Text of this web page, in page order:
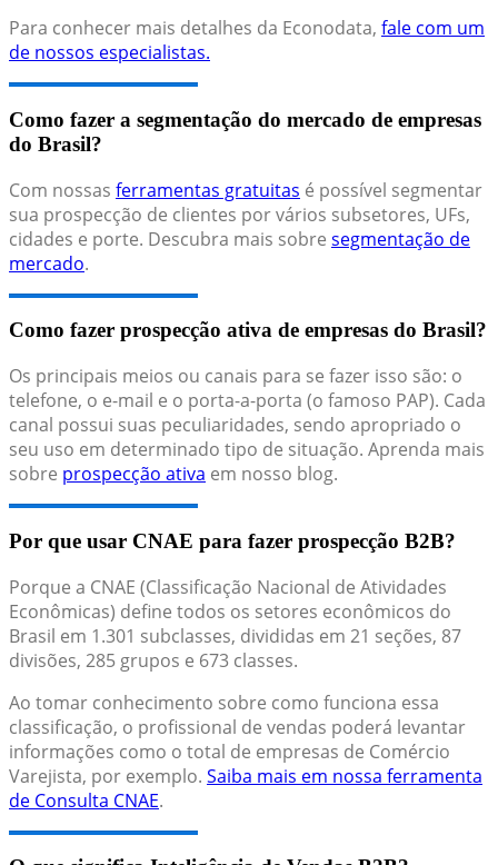
Para conhecer mais detalhes da Econodata, fale com um
de nossos especialistas.
Como fazer a segmentação do mercado de empresas
do Brasil?
Com nossas ferramentas gratuitas é possível segmentar
sua prospecção de clientes por vários subsetores, UFs,
cidades e porte. Descubra mais sobre segmentação de
mercado.
Como fazer prospecção ativa de empresas do Brasil?
Os principais meios ou canais para se fazer isso são: o
telefone, o e-mail e o porta-a-porta (o famoso PAP). Cada
canal possui suas peculiaridades, sendo apropriado o
seu uso em determinado tipo de situação. Aprenda mais
sobre prospecção ativa em nosso blog.
Por que usar CNAE para fazer prospecção B2B?
Porque a CNAE (Classificação Nacional de Atividades
Econômicas) define todos os setores econômicos do
Brasil em 1.301 subclasses, divididas em 21 seções, 87
divisões, 285 grupos e 673 classes.
Ao tomar conhecimento sobre como funciona essa
classificação, o profissional de vendas poderá levantar
informações como o total de empresas de Comércio
Varejista, por exemplo. Saiba mais em nossa ferramenta
de Consulta CNAE.